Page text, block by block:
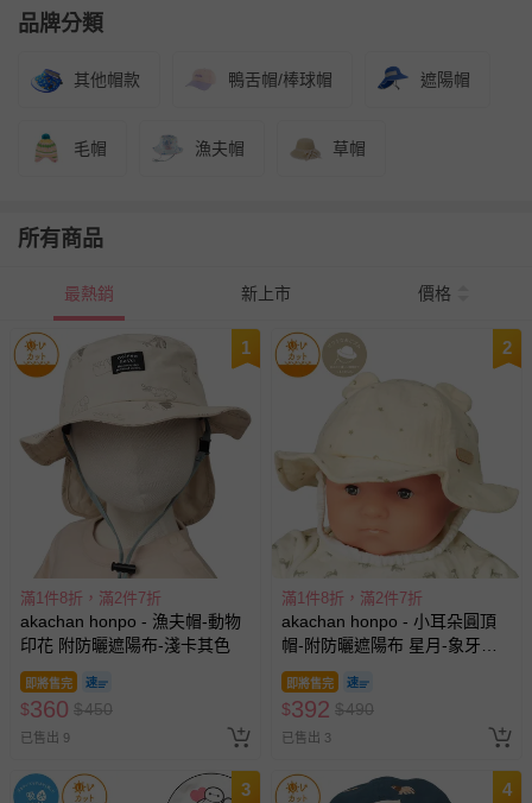
品牌分類
其他帽款 鴨舌帽/棒球帽 遮陽帽
毛帽 漁夫帽 草帽
所有商品
最熱銷 新上市 價格
1
滿1件8折，滿2件7折
akachan honpo - 漁夫帽-動物
印花 附防曬遮陽布-淺卡其色
即將售完
$360 $450
已售出 9
2
滿1件8折，滿2件7折
akachan honpo - 小耳朵圓頂
帽-附防曬遮陽布 星月-象牙白
色
即將售完
$392 $490
已售出 3
3 4